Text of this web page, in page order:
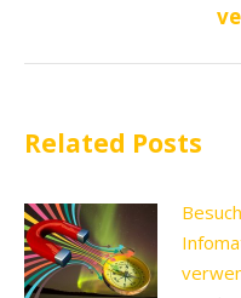
Related Posts